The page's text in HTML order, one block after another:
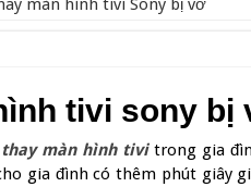
màn hình tivi Sony bị vỡ
tivi sony bị
thay màn hình tivitrong gia
gia đình có thêm phút giây